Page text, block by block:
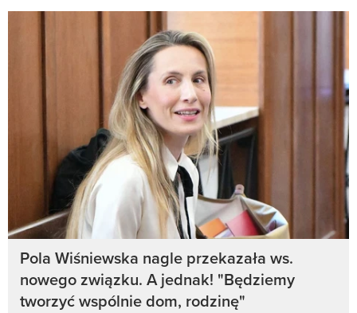
Pola Wiśniewska nagle przekazała ws.
nowego związku. A jednak! "Będziemy
tworzyć wspólnie dom, rodzinę"